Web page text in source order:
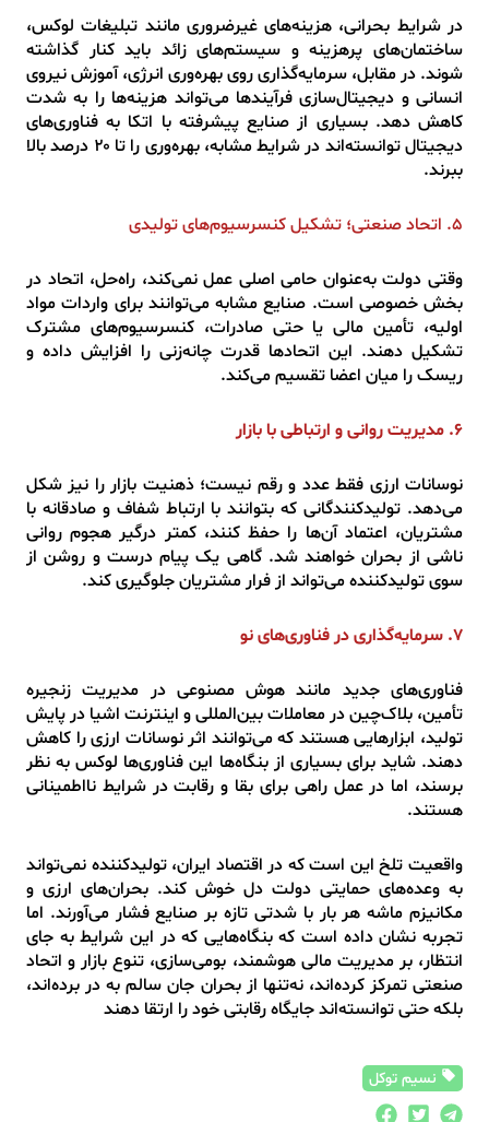
در شرایط بحرانی، هزینه‌های غیرضروری مانند تبلیغات لوکس،
ساختمان‌های پرهزینه و سیستم‌های زائد باید کنار گذاشته
شوند. در مقابل، سرمایه‌گذاری روی بهره‌وری انرژی، آموزش نیروی
انسانی و دیجیتال‌سازی فرآیندها می‌تواند هزینه‌ها را به شدت
کاهش دهد. بسیاری از صنایع پیشرفته با اتکا به فناوری‌های
دیجیتال توانسته‌اند در شرایط مشابه، بهره‌وری را تا ۲۰ درصد بالا
ببرند.
۵. اتحاد صنعتی؛ تشکیل کنسرسیوم‌های تولیدی
وقتی دولت به‌عنوان حامی اصلی عمل نمی‌کند، راه‌حل، اتحاد در
بخش خصوصی است. صنایع مشابه می‌توانند برای واردات مواد
اولیه، تأمین مالی یا حتی صادرات، کنسرسیوم‌های مشترک
تشکیل دهند. این اتحادها قدرت چانه‌زنی را افزایش داده و
ریسک را میان اعضا تقسیم می‌کند.
۶. مدیریت روانی و ارتباطی با بازار
نوسانات ارزی فقط عدد و رقم نیست؛ ذهنیت بازار را نیز شکل
می‌دهد. تولیدکنندگانی که بتوانند با ارتباط شفاف و صادقانه با
مشتریان، اعتماد آن‌ها را حفظ کنند، کمتر درگیر هجوم روانی
ناشی از بحران خواهند شد. گاهی یک پیام درست و روشن از
سوی تولیدکننده می‌تواند از فرار مشتریان جلوگیری کند.
۷. سرمایه‌گذاری در فناوری‌های نو
فناوری‌های جدید مانند هوش مصنوعی در مدیریت زنجیره
تأمین، بلاک‌چین در معاملات بین‌المللی و اینترنت اشیا در پایش
تولید، ابزارهایی هستند که می‌توانند اثر نوسانات ارزی را کاهش
دهند. شاید برای بسیاری از بنگاه‌ها این فناوری‌ها لوکس به نظر
برسند، اما در عمل راهی برای بقا و رقابت در شرایط نااطمینانی
هستند.
واقعیت تلخ این است که در اقتصاد ایران، تولیدکننده نمی‌تواند
به وعده‌های حمایتی دولت دل خوش کند. بحران‌های ارزی و
مکانیزم ماشه هر بار با شدتی تازه بر صنایع فشار می‌آورند. اما
تجربه نشان داده است که بنگاه‌هایی که در این شرایط به جای
انتظار، بر مدیریت مالی هوشمند، بومی‌سازی، تنوع بازار و اتحاد
صنعتی تمرکز کرده‌اند، نه‌تنها از بحران جان سالم به در برده‌اند،
بلکه حتی توانسته‌اند جایگاه رقابتی خود را ارتقا دهند
نسیم توکل